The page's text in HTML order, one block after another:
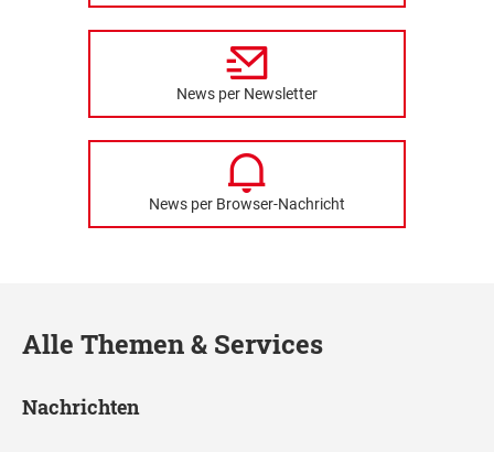
News per Newsletter
News per Browser-Nachricht
Alle Themen & Services
Nachrichten